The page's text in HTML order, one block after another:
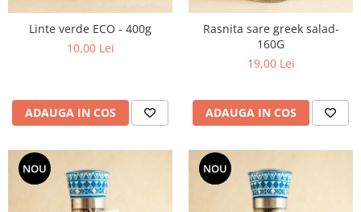
Linte verde ECO - 400g
10,00 Lei
ADAUGA IN COS
Rasnita sare greek salad-
160G
19,00 Lei
ADAUGA IN COS
NOU NOU